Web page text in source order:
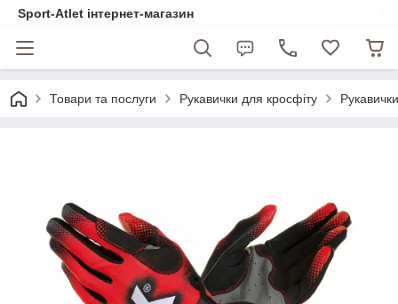
Sport-Atlet інтернет-магазин
Товари та послуги Рукавички для кросфіту